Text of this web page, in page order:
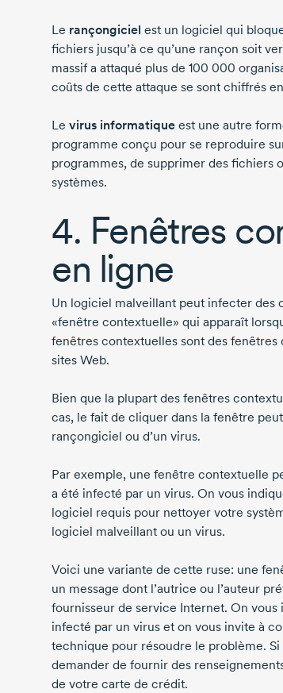
Le rançongiciel est un logiciel qui
fichiers jusqu’à ce qu’une rançon soit
massif a attaqué plus de 100 000
coûts de cette attaque se sont chiffrés
Le virus informatique est une autre
programme conçu pour se reproduire
programmes, de supprimer des fichiers
systèmes.
4. Fenêtres
en ligne
Un logiciel malveillant peut infecter des
«fenêtre contextuelle» qui apparaît
fenêtres contextuelles sont des fenêtres
sites Web.
Bien que la plupart des fenêtres
cas, le fait de cliquer dans la fenêtre
rançongiciel ou d’un virus.
Par exemple, une fenêtre contextuelle
a été infecté par un virus. On vous
logiciel requis pour nettoyer votre
logiciel malveillant ou un virus.
Voici une variante de cette ruse: une
un message dont l’autrice ou l’auteur
fournisseur de service Internet. On
infecté par un virus et on vous invite à
technique pour résoudre le problème.
demander de fournir des
de votre carte de crédit.